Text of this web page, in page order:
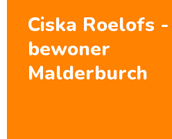
Ciska Roelofs -
bewoner
Malderburch